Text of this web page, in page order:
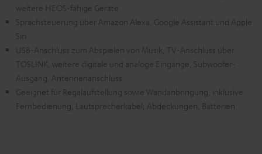
weitere HEOS-fähige Geräte
Sprachsteuerung über Amazon Alexa, Google Assistant und Apple
Siri
USB-Anschluss zum Abspielen von Musik, TV-Anschluss über
TOSLINK, weitere digitale und analoge Eingänge, Subwoofer-
Ausgang, Antennenanschluss
Geeignet für Regalaufstellung sowie Wandanbringung, inklusive
Fernbedienung, Lautsprecherkabel, Abdeckungen, Batterien